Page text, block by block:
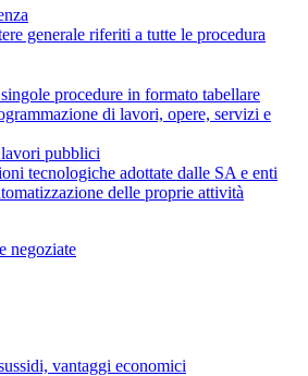
generale riferiti a tutte le procedura
procedure in formato tabellare
di lavori, opere, servizi e
lavori pubblici
tecnologiche adottate dalle SA e enti
delle proprie attività
negoziate
vantaggi economici